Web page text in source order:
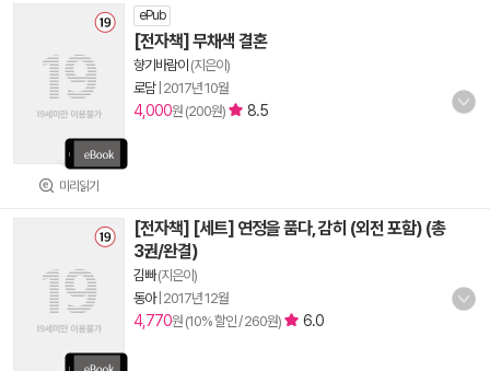
미리읽기
ePub
[전자책] 무채색 결혼
향기바람이 (지은이)
로담| 2017년 10월
4,000원 (200원) 8.5
[전자책] [세트] 연정을 품다, 감히 (외전 포함) (총
3권/완결)
김빠(지은이)
동아| 2017년 12월
4,770원 (10% 할인 / 260원) 6.0